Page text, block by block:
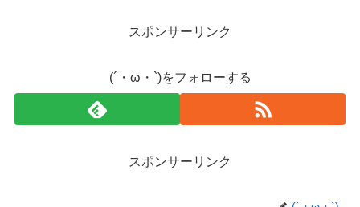
スポンサーリンク
(´・ω・`)をフォローする
スポンサーリンク